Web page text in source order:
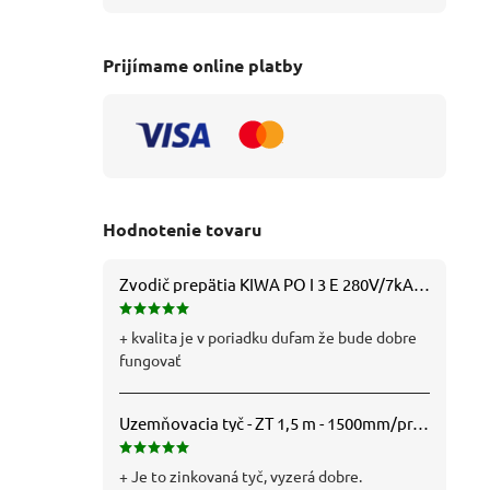
Prijímame online platby
Hodnotenie tovaru
+ kvalita je v poriadku dufam že bude dobre
fungovať
Uzemňovacia tyč - ZT 1,5 m - 1500mm/pr.25mm - Fe/Zn - f712112
+ Je to zinkovaná tyč, vyzerá dobre.